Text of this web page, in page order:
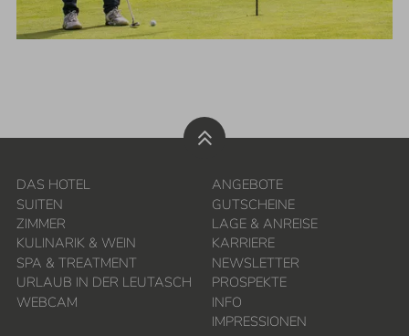
DAS HOTEL
SUITEN
ZIMMER
KULINARIK & WEIN
SPA & TREATMENT
URLAUB IN DER LEUTASCH
WEBCAM
ANGEBOTE
GUTSCHEINE
LAGE & ANREISE
KARRIERE
NEWSLETTER
PROSPEKTE
INFO
IMPRESSIONEN